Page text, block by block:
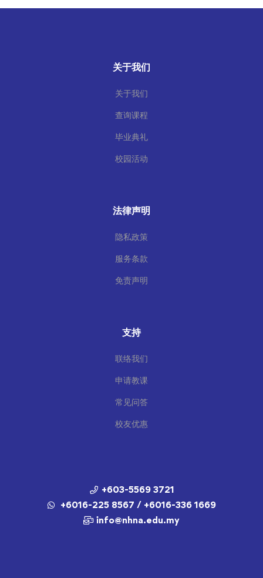
关于我们
关于我们
查询课程
毕业典礼
校园活动
法律声明
隐私政策
服务条款
免责声明
支持
联络我们
申请教课
常见问答
校友优惠
+603-5569 3721
+6016-225 8567 / +6016-336 1669
info@nhna.edu.my